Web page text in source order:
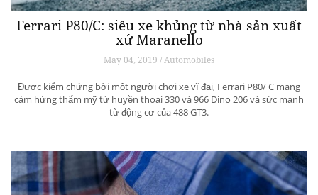
Ferrari P80/C: siêu xe khủng từ ​​nhà sản xuất
xứ Maranello
May 04, 2019 / Automobiles
Được kiểm chứng bởi một người chơi xe vĩ đại, Ferrari P80/ C mang
cảm hứng thẩm mỹ từ huyền thoại 330 và 966 Dino 206 và sức mạnh
từ động cơ của 488 GT3.